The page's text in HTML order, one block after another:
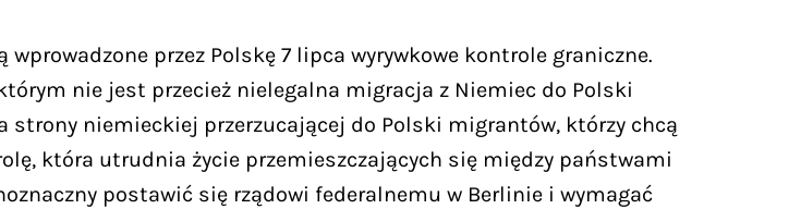
przez Polskę 7 lipca wyrywkowe kontrole graniczne.
nie jest przecież nielegalna migracja z Niemiec do Polski
niemieckiej przerzucającej do Polski migrantów, którzy chcą
która utrudnia życie przemieszczających się między państwami
postawić się rządowi federalnemu w Berlinie i wymagać